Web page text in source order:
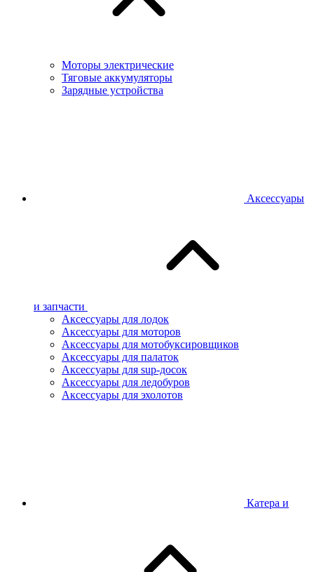
Моторы электрические
Тяговые аккумуляторы
Зарядные устройства
Аксессуары
и запчасти
Аксессуары для лодок
Аксессуары для моторов
Аксессуары для мотобуксировщиков
Аксессуары для палаток
Аксессуары для sup-досок
Аксессуары для ледобуров
Аксессуары для эхолотов
Катера и